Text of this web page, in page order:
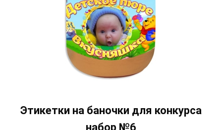
Этикетки на баночки для конкурса
набор №6